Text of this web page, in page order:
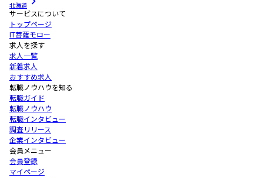
北海道
サービスについて
トップページ
IT菩薩モロー
求人を探す
求人一覧
新着求人
おすすめ求人
転職ノウハウを知る
転職ガイド
転職ノウハウ
転職インタビュー
調査リリース
企業インタビュー
会員メニュー
会員登録
マイページ